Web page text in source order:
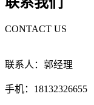
CONTACT US
联系人：郭经理
手机：18132326655